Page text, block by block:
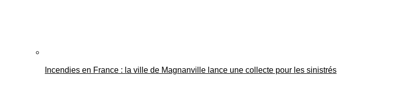
Incendies en France : la ville de Magnanville lance une collecte pour les sinistrés